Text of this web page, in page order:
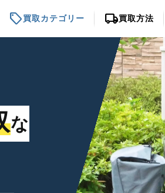
sell買取カテゴリー local_shipping買取方法
な